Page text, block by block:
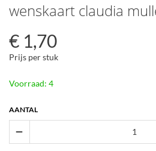
wenskaart claudia
€ 1,70
Prijs per stuk
Voorraad: 4
AANTAL
remove